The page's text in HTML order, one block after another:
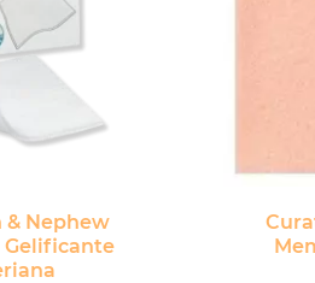
Nephew
Gelificante